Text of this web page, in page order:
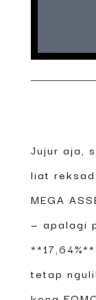
Jujur aja,
liat
MEGA
— apalagi
tetap